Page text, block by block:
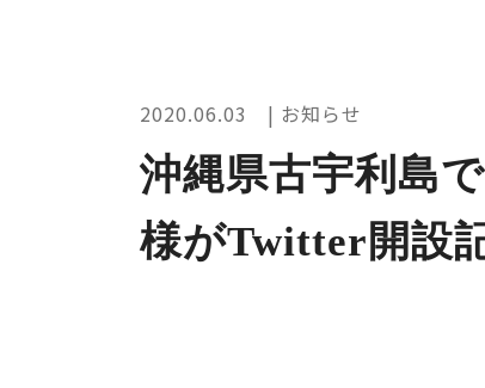
2020.06.03 | お知らせ
沖縄県古宇利島
様がTwitter開設